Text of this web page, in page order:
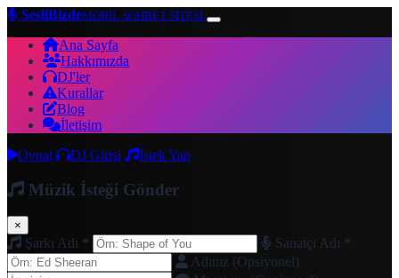
SesliBizdeMOBİL SOHBET SİTESİ
Ana Sayfa
Hakkımızda
DJ'ler
Kurallar
Blog
İletişim
Oynat
DJ Girişi İstek Yap
Müzik İsteği Gönder
×
Şarkı Adı * Sanatçı Adı *
Adınız (Opsiyonel)